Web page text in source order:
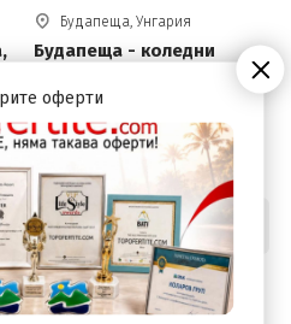
Будапеща, Унгария
Будапеща - коледни
самолет и обслужване
Самолет
4 дни / 3 нощувки
Цена от: 489.00 €
956.40 лв.
оферти